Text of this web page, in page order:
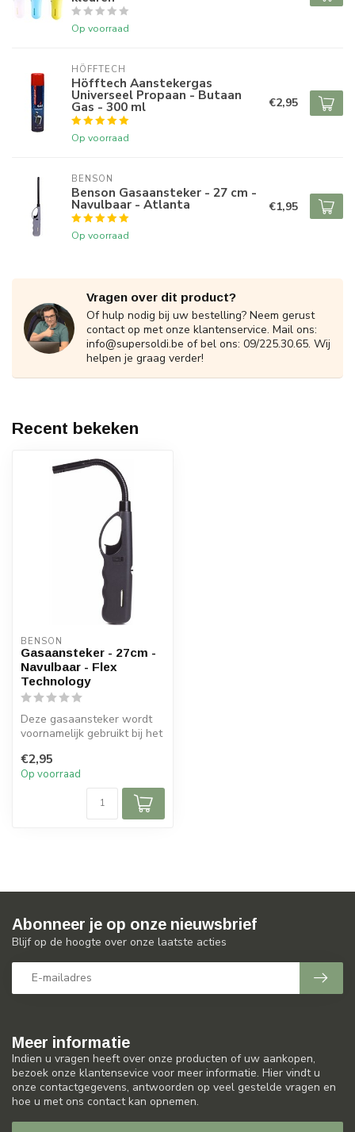
Op voorraad
HÖFFTECH
Höfftech Aanstekergas
Universeel Propaan - Butaan
Gas - 300 ml
Op voorraad
€2,95
BENSON
Benson Gasaansteker - 27 cm -
Navulbaar - Atlanta
Op voorraad
€1,95
Vragen over dit product?
Of hulp nodig bij uw bestelling? Neem gerust
contact op met onze klantenservice. Mail ons:
info@supersoldi.be of bel ons: 09/225.30.65. Wij
helpen je graag verder!
Recent bekeken
BENSON
Gasaansteker - 27cm -
Navulbaar - Flex
Technology
Deze gasaansteker wordt
voornamelijk gebruikt bij het
...
€2,95
Op voorraad
Meer informatie
Indien u vragen heeft over onze producten of uw aankopen,
bezoek onze klantensevice voor meer informatie. Hier vindt u
onze contactgegevens, antwoorden op veel gestelde vragen en
hoe u met ons contact kan opnemen.
Abonneer je op onze nieuwsbrief
Blijf op de hoogte over onze laatste acties